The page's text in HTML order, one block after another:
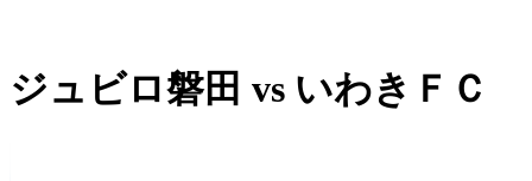
ジュビロ磐田 vs いわきＦＣ